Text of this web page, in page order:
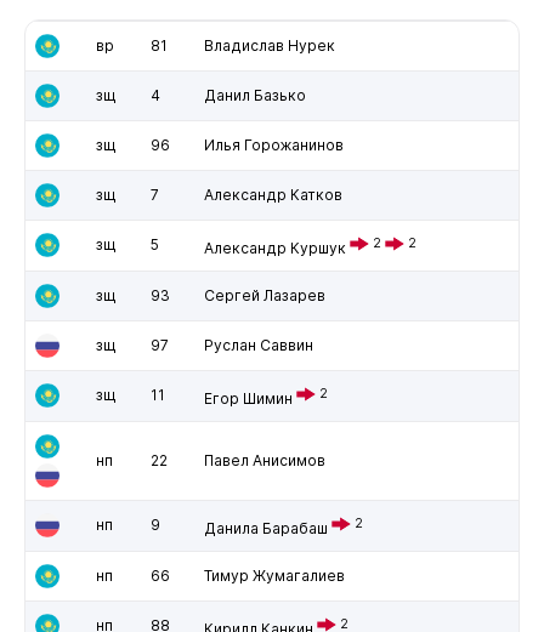
вр 81 Владислав Нурек
зщ 4 Данил Базько
зщ 96 Илья Горожанинов
зщ 7 Александр Катков
зщ 5 Александр Куршук 2 2
зщ 93 Сергей Лазарев
зщ 97 Руслан Саввин
зщ 11 Егор Шимин 2
нп 22 Павел Анисимов
нп 9 Данила Барабаш 2
нп 66 Тимур Жумагалиев
нп 88 2